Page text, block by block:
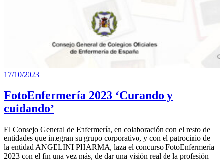
17/10/2023
FotoEnfermería 2023 ‘Curando y
cuidando’
El Consejo General de Enfermería, en colaboración con el resto de
entidades que integran su grupo corporativo, y con el patrocinio de
la entidad ANGELINI PHARMA, laza el concurso FotoEnfermería
2023 con el fin una vez más, de dar una visión real de la profesión